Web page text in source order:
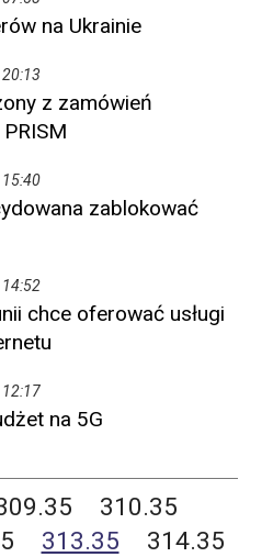
na Ukrainie
20:13
z zamówień
15:40
zablokować
14:52
chce oferować usługi
12:17
na 5G
310.35
313.35
314.35